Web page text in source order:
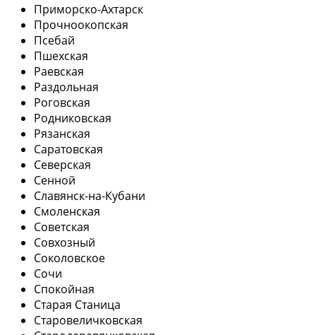
Приморско-Ахтарск
Прочноокопская
Псебай
Пшехская
Раевская
Раздольная
Роговская
Родниковская
Рязанская
Саратовская
Северская
Сенной
Славянск-на-Кубани
Смоленская
Советская
Совхозный
Соколовское
Сочи
Спокойная
Старая Станица
Старовеличковская